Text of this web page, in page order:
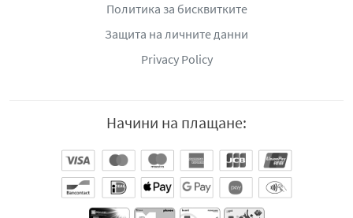
Политика за бисквитките
Защита на личните данни
Privacy Policy
Начини на плащане: